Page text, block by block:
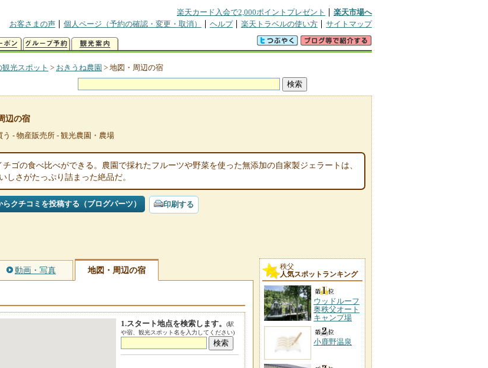
楽天カード入会で2,000ポイントプレゼント
楽天市場へ
お客さまの声
個人ページ（予約の確認・変更・取消） ヘルプ 楽天トラベルの使い方 サイトマップ
光スポット > おきうね農園 > 地図・周辺の宿
辺の宿
う - 物産販売所 - 観光農園・農場
チゴの食べ比べができる。農園で採れたフルーツや野菜を使った無添加の自家製ジェラートは、
しさがたっぷり詰まった絶品だ。
らクチコミを投稿する（ブログパーツ） 印刷する
動画・写真 地図・周辺の宿
1.スタート地点を検索します。
(駅
や宿、観光スポット名を入力してください)
秩父
人気スポットランキング
ウッドルーフ
奥秩父オート
キャンプ場
小鹿野温泉